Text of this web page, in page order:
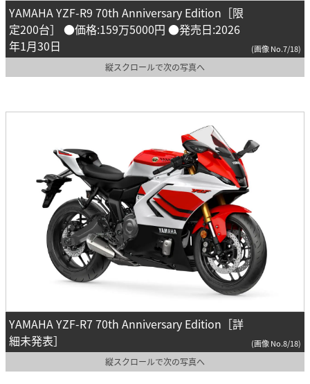
YAMAHA YZF-R9 70th Anniversary Edition［限
定200台］ ●価格:159万5000円 ●発売日:2026
年1月30日
(画像 No.7/18)
縦スクロールで次の写真へ
YAMAHA YZF-R7 70th Anniversary Edition［詳
細未発表］
(画像 No.8/18)
縦スクロールで次の写真へ